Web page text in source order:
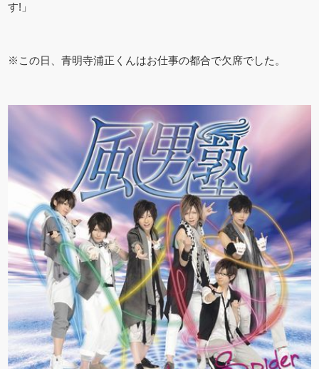
す!」
※この日、青明寺浦正くんはお仕事の都合で欠席でした。